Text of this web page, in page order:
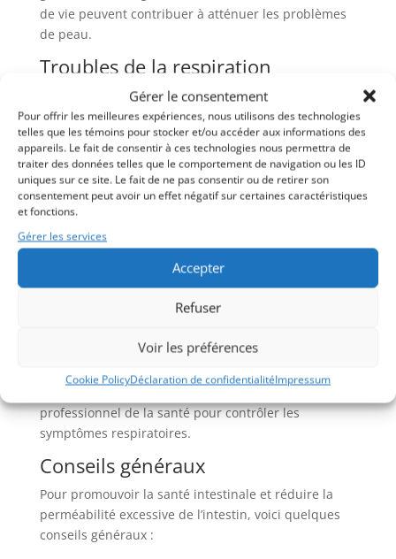
Gérer le consentement
Pour offrir les meilleures expériences, nous utilisons des technologies
telles que les témoins pour stocker et/ou accéder aux informations des
appareils. Le fait de consentir à ces technologies nous permettra de
traiter des données telles que le comportement de navigation ou les ID
uniques sur ce site. Le fait de ne pas consentir ou de retirer son
consentement peut avoir un effet négatif sur certaines caractéristiques
et fonctions.
Gérer les services
Accepter
Refuser
Voir les préférences
Cookie PolicyDéclaration de confidentialitéImpressum
de vie peuvent contribuer à atténuer les problèmes
de peau.
Troubles de la respiration
Les troubles de la respiration, tels que l’asthme ou
les allergies respiratoires, peuvent également être
associés à l’intestin hyperperméable. Lorsque des
substances allergènes ou irritantes pénètrent dans
la circulation sanguine à travers l’intestin
endommagé, elles peuvent déclencher une réponse
inflammatoire dans les voies respiratoires,
provoquant des symptômes tels que l’essoufflement,
La gestion des troubles de la respiration liés à
l’intestin hyperperméable peut inclure des mesures
réduction de l’inflammation dans le corps grâce à
des changements alimentaires et de mode de vie, et
professionnel de la santé pour contrôler les
symptômes respiratoires.
Conseils généraux
Pour promouvoir la santé intestinale et réduire la
perméabilité excessive de l’intestin, voici quelques
conseils généraux :